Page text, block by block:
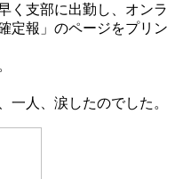
く支部に出勤し、オンラ
定報」のページをプリン
人、涙したのでした。